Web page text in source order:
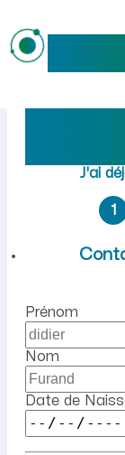
Emploi
J'ai
1
Prénom
Nom
Date de